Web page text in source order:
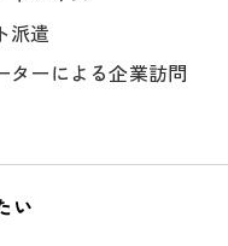
派遣
ターによる企業訪問
い